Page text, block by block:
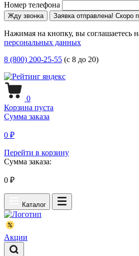
Номер телефона
Жду звонка Заявка отправлена! Скоро
Нажимая на кнопку, вы соглашаетесь
персональных данных
8 (800) 200-25-55 (с 8 до 20)
0
Корзина пуста
Сумма заказа
0 ₽
Перейти в корзину
Сумма заказа:
0 ₽
Каталог
Акции